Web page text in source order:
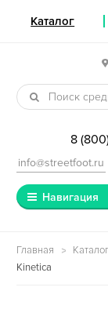
Перейти к
Перейти к
8
info@streetfoot.ru
Навигация
Главная Каталог
Kinetica
Каталог